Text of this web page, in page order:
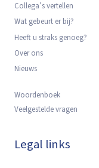
Collega’s vertellen
Wat gebeurt er bij?
Heeft u straks genoeg?
Over ons
Nieuws
Woordenboek
Veelgestelde vragen
Legal links